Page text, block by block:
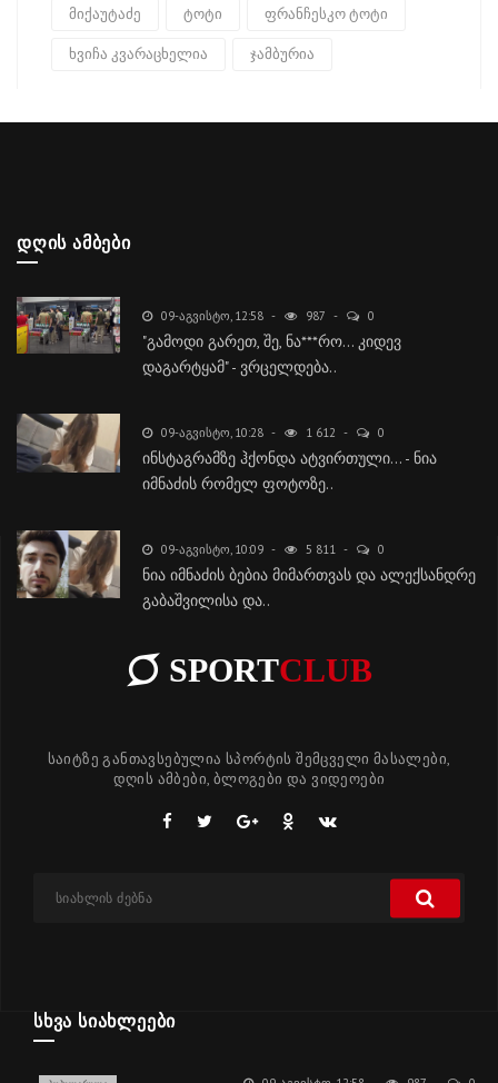
მიქაუტაძე ტოტი ფრანჩესკო ტოტი
ხვიჩა კვარაცხელია ჯამბურია
ᲓᲦᲘᲡ ᲐᲛᲑᲔᲑᲘ
09-ᲐᲒᲕᲘᲡᲢᲝ, 12:58 987 0
"გამოდი გარეთ, შე, ნა***რო... კიდევ
დაგარტყამ" - ვრცელდება..
09-ᲐᲒᲕᲘᲡᲢᲝ, 10:28 1 612 0
ინსტაგრამზე ჰქონდა ატვირთული... - ნია
იმნაძის რომელ ფოტოზე..
09-ᲐᲒᲕᲘᲡᲢᲝ, 10:09 5 811 0
ნია იმნაძის ბებია მიმართვას და ალექსანდრე
გაბაშვილისა და..
SPORTCLUB
საიტზე განთავსებულია სპორტის შემცველი მასალები,
დღის ამბები, ბლოგები და ვიდეოები
ᲡᲮᲕᲐ ᲡᲘᲐᲮᲚᲔᲔᲑᲘ